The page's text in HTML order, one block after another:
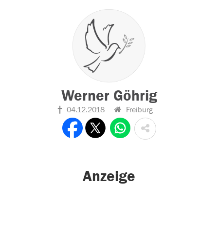
Werner Göhrig
04.12.2018 Freiburg
Anzeige